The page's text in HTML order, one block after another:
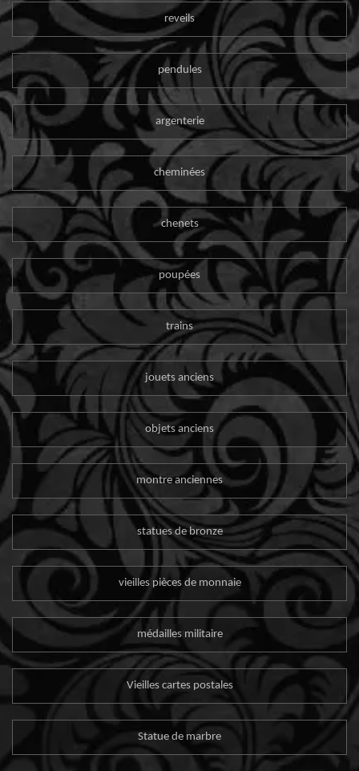
reveils
pendules
argenterie
cheminées
chenets
poupées
trains
jouets anciens
objets anciens
montre anciennes
statues de bronze
vieilles pièces de monnaie
médailles militaire
Vieilles cartes postales
Statue de marbre